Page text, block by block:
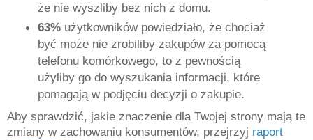
że nie wyszliby bez nich z domu.
63%użytkowników powiedziało, że chociaż
być może nie zrobiliby zakupów za pomocą
telefonu komórkowego, to z pewnością
użyliby go do wyszukania informacji, które
pomagają w podjęciu decyzji o zakupie.
Aby sprawdzić, jakie znaczenie dla Twojej strony mają te
zmiany w zachowaniu konsumentów, przejrzyj raport